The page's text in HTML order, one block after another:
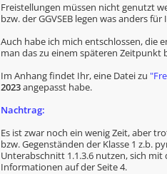
Freistellungen müssen nicht genutzt
bzw. der GGVSEB legen was anders
Auch habe ich mich entschlossen,
man das zu einem späteren Zeitpunkt
Im Anhang findet Ihr, eine Datei zu
2023angepasst habe.
Nachtrag:
Es ist zwar noch ein wenig Zeit, aber
bzw. Gegenständen der Klasse 1 z.b.
Unterabschnitt 1.1.3.6 nutzen, sich mit
Informationen auf der Seite 4.